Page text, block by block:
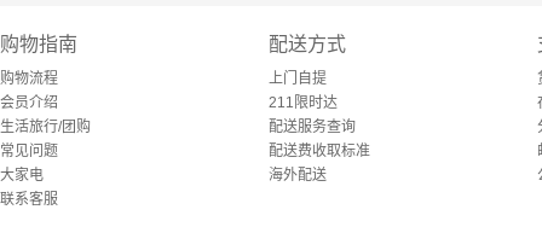
购物指南
购物流程
会员介绍
生活旅行/团购
常见问题
大家电
联系客服
配送方式
上门自提
211限时达
配送服务查询
配送费收取标准
海外配送